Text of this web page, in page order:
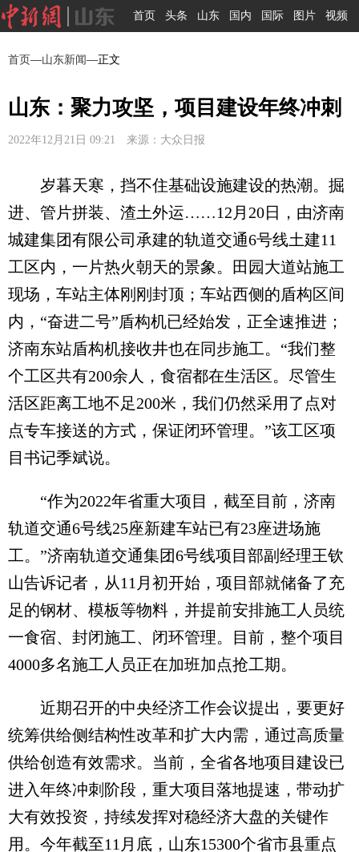
首页 头条 山东 国内 国际 图片 视频
首页—山东新闻—正文
山东：聚力攻坚，项目建设年终冲刺
2022年12月21日 09:21 来源：大众日报
岁暮天寒，挡不住基础设施建设的热潮。掘
进、管片拼装、渣土外运……12月20日，由济南
城建集团有限公司承建的轨道交通6号线土建11
工区内，一片热火朝天的景象。田园大道站施工
现场，车站主体刚刚封顶；车站西侧的盾构区间
内，“奋进二号”盾构机已经始发，正全速推进；
济南东站盾构机接收井也在同步施工。“我们整
个工区共有200余人，食宿都在生活区。尽管生
活区距离工地不足200米，我们仍然采用了点对
点专车接送的方式，保证闭环管理。”该工区项
目书记季斌说。
“作为2022年省重大项目，截至目前，济南
轨道交通6号线25座新建车站已有23座进场施
工。”济南轨道交通集团6号线项目部副经理王钦
山告诉记者，从11月初开始，项目部就储备了充
足的钢材、模板等物料，并提前安排施工人员统
一食宿、封闭施工、闭环管理。目前，整个项目
4000多名施工人员正在加班加点抢工期。
近期召开的中央经济工作会议提出，要更好
统筹供给侧结构性改革和扩大内需，通过高质量
供给创造有效需求。当前，全省各地项目建设已
进入年终冲刺阶段，重大项目落地提速，带动扩
大有效投资，持续发挥对稳经济大盘的关键作
用。今年截至11月底，山东15300个省市县重点